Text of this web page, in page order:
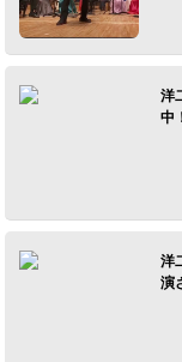
洋
中
洋
演